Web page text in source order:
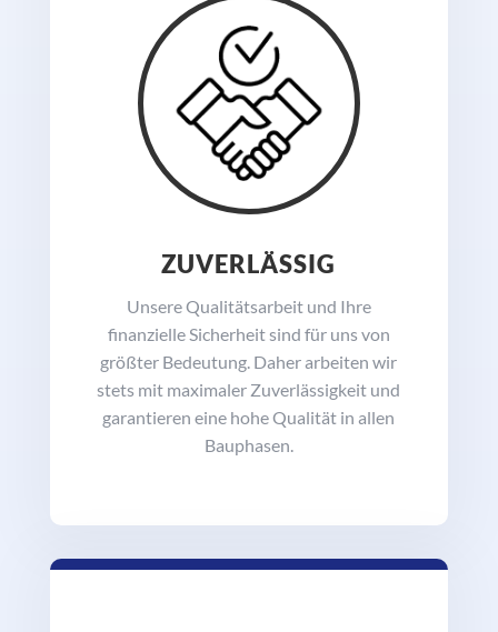
ZUVERLÄSSIG
Unsere Qualitätsarbeit und Ihre
finanzielle Sicherheit sind für uns von
größter Bedeutung. Daher arbeiten wir
stets mit maximaler Zuverlässigkeit und
garantieren eine hohe Qualität in allen
Bauphasen.